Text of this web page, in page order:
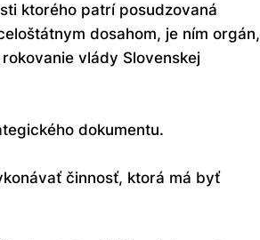
ktorého patrí posudzovaná
dosahom, je ním orgán,
vlády Slovenskej
dokumentu.
činnosť, ktorá má byť